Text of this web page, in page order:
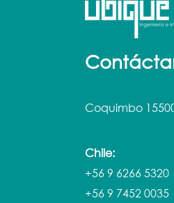
Coquimbo
Chile:
+56 9 6266 5320
+56 9 7452 0035